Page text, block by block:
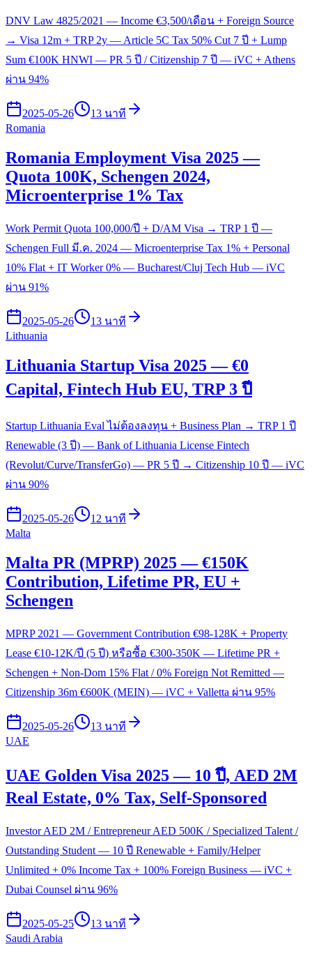
DNV Law 4825/2021 — Income €3,500/เดือน + Foreign Source
→ Visa 12m + TRP 2y — Article 5C Tax 50% Cut 7 ปี + Lump
Sum €100K HNWI — PR 5 ปี / Citizenship 7 ปี — iVC + Athens
ผ่าน 94%
2025-05-26
13 นาที
Romania
Romania Employment Visa 2025 —
Quota 100K, Schengen 2024,
Microenterprise 1% Tax
Work Permit Quota 100,000/ปี + D/AM Visa → TRP 1 ปี —
Schengen Full มี.ค. 2024 — Microenterprise Tax 1% + Personal
10% Flat + IT Worker 0% — Bucharest/Cluj Tech Hub — iVC
ผ่าน 91%
2025-05-26
13 นาที
Lithuania
Lithuania Startup Visa 2025 — €0
Capital, Fintech Hub EU, TRP 3 ปี
Startup Lithuania Eval ไม่ต้องลงทุน + Business Plan → TRP 1 ปี
Renewable (3 ปี) — Bank of Lithuania License Fintech
(Revolut/Curve/TransferGo) — PR 5 ปี → Citizenship 10 ปี — iVC
ผ่าน 90%
2025-05-26
12 นาที
Malta
Malta PR (MPRP) 2025 — €150K
Contribution, Lifetime PR, EU +
Schengen
MPRP 2021 — Government Contribution €98-128K + Property
Lease €10-12K/ปี (5 ปี) หรือซื้อ €300-350K — Lifetime PR +
Schengen + Non-Dom 15% Flat / 0% Foreign Not Remitted —
Citizenship 36m €600K (MEIN) — iVC + Valletta ผ่าน 95%
2025-05-26
13 นาที
UAE
UAE Golden Visa 2025 — 10 ปี, AED 2M
Real Estate, 0% Tax, Self-Sponsored
Investor AED 2M / Entrepreneur AED 500K / Specialized Talent /
Outstanding Student — 10 ปี Renewable + Family/Helper
Unlimited + 0% Income Tax + 100% Foreign Business — iVC +
Dubai Counsel ผ่าน 96%
2025-05-25
13 นาที
Saudi Arabia